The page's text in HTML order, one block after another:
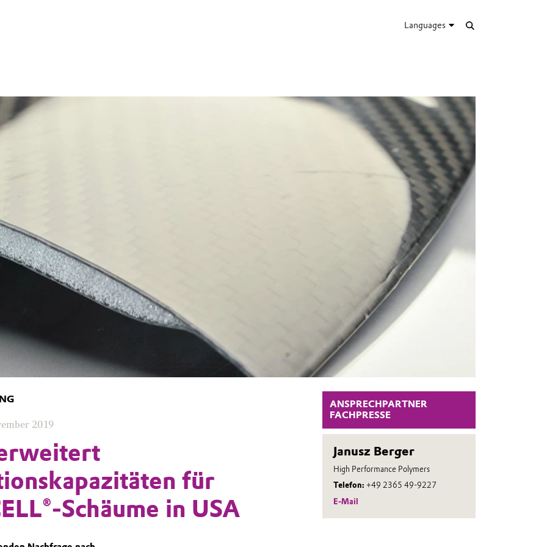
Languages
ANSPRECHPARTNER
FACHPRESSE
Janusz Berger
High Performance Polymers
Telefon: +49 2365 49-9227
E-Mail
2019
für
Schäume in USA